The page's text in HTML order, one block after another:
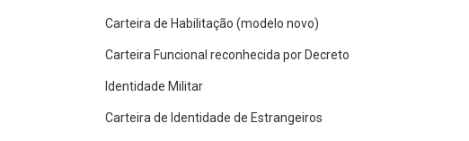
Carteira de Habilitação (modelo novo)
Carteira Funcional reconhecida por Decreto
Identidade Militar
Carteira de Identidade de Estrangeiros